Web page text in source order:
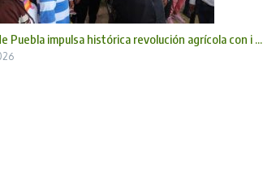
Puebla impulsa histórica revolución agrícola con i ...